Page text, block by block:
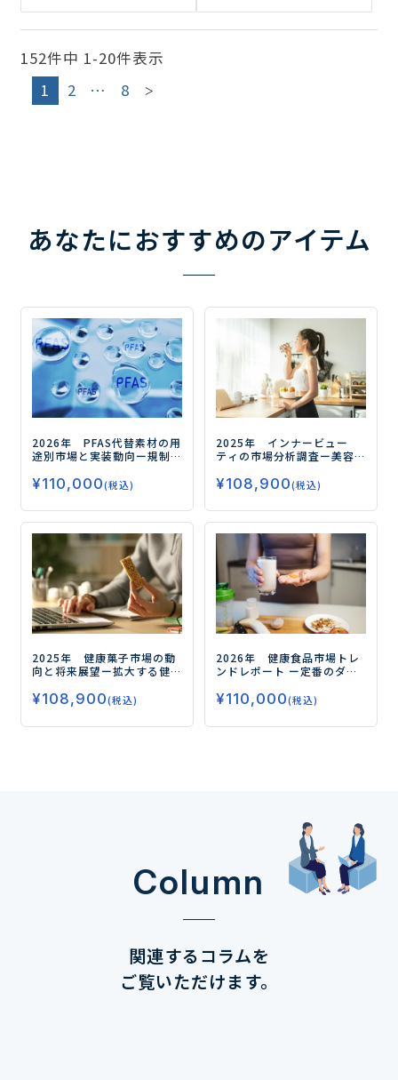
152件中 1-20件表示
1
2 … 8
あなたにおすすめのアイテム
2026年 PFAS代替素材の用
途別市場と実装動向ー規制
実装力競争の勝ち筋ー
¥110,000(税込)
2025年 インナービュー
ティの市場分析調査ー美容
鍵ー
¥108,900(税込)
2025年 健康菓子市場の動
向と将来展望ー拡大する健
はー
¥108,900(税込)
2026年 健康食品市場トレ
ンドレポート ー定番のダイ
フェムケア、グミサプリまで
データで読み解く市場の未
来ー
¥110,000(税込)
Column
関連するコラムを
ご覧いただけます。